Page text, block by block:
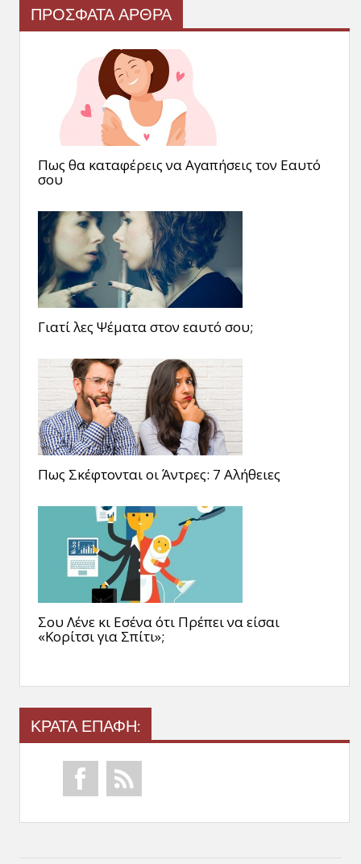
ΠΡΟΣΦΑΤΑ ΑΡΘΡΑ
Πως θα καταφέρεις να Αγαπήσεις τον Εαυτό
σου
Γιατί λες Ψέματα στον εαυτό σου;
Πως Σκέφτονται οι Άντρες: 7 Αλήθειες
Σου Λένε κι Εσένα ότι Πρέπει να είσαι
«Κορίτσι για Σπίτι»;
ΚΡΑΤΑ ΕΠΑΦΗ: